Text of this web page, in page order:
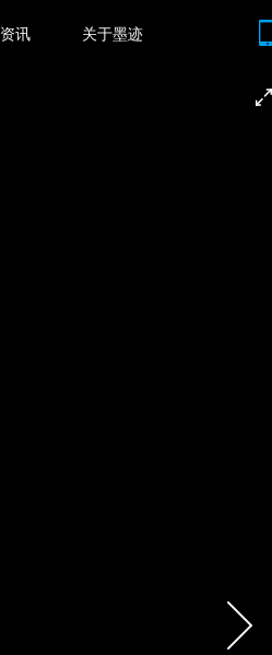
资讯 关于墨迹